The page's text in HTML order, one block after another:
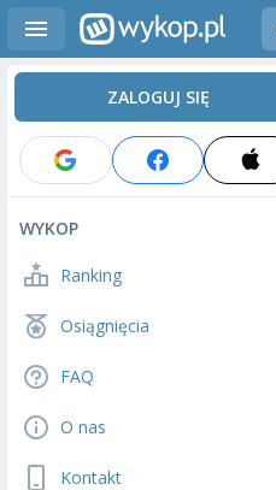
ZALOGUJ SIĘ
WYKOP
Ranking
Osiągnięcia
FAQ
O nas
Kontakt